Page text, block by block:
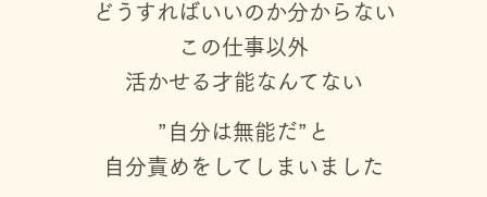
どうすればいいのか分からない
この仕事以外
活かせる才能なんてない
”自分は無能だ”と
自分責めをしてしまいました